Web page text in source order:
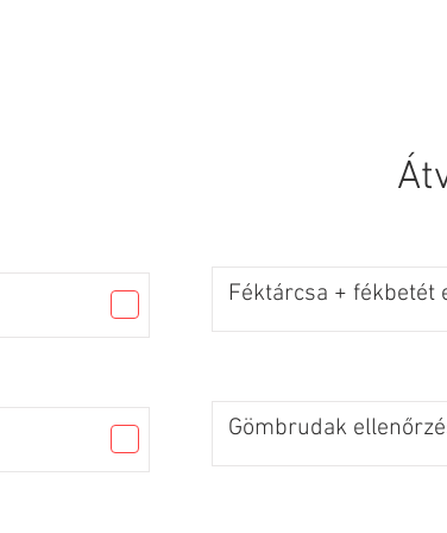
Féktárcsa + fékbetét
Gömbrudak